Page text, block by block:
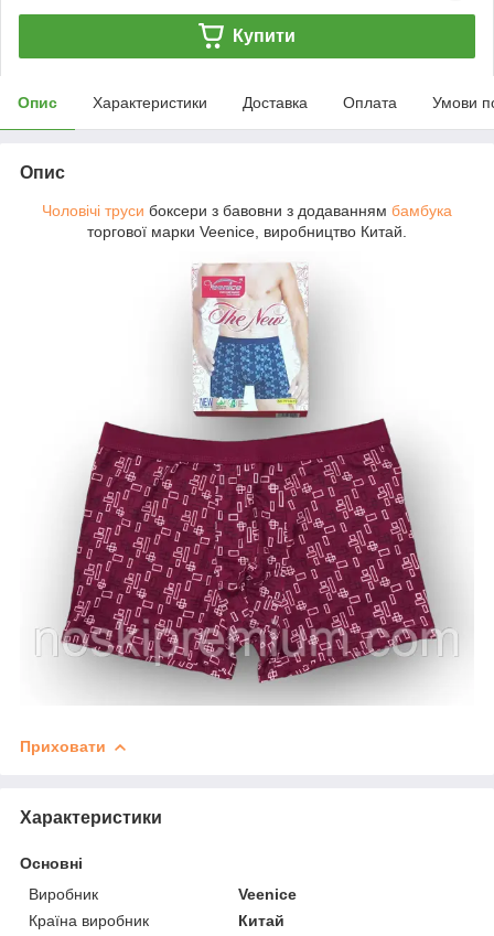
Купити
Опис Характеристики Доставка Оплата Умови
Опис
Чоловічі труси боксери з бавовни з додаванням бамбука
торгової марки Veenice, виробництво Китай.
Приховати
Характеристики
Основні
Виробник
Veenice
Країна виробник
Китай